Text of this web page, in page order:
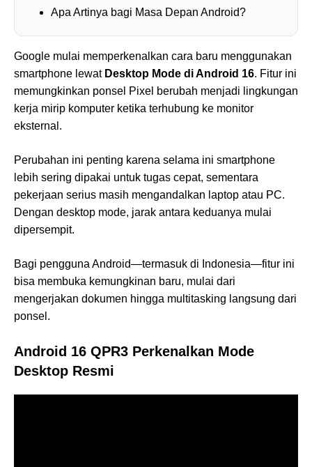
Apa Artinya bagi Masa Depan Android?
Google mulai memperkenalkan cara baru menggunakan
smartphone lewat Desktop Mode di Android 16. Fitur ini
memungkinkan ponsel Pixel berubah menjadi lingkungan
kerja mirip komputer ketika terhubung ke monitor
eksternal.
Perubahan ini penting karena selama ini smartphone
lebih sering dipakai untuk tugas cepat, sementara
pekerjaan serius masih mengandalkan laptop atau PC.
Dengan desktop mode, jarak antara keduanya mulai
dipersempit.
Bagi pengguna Android—termasuk di Indonesia—fitur ini
bisa membuka kemungkinan baru, mulai dari
mengerjakan dokumen hingga multitasking langsung dari
ponsel.
Android 16 QPR3 Perkenalkan Mode
Desktop Resmi